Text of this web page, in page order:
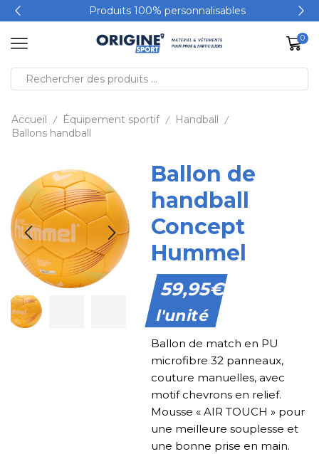
Produits 100% personnalisables
0
Accueil / Équipement sportif / Handball /
Ballons handball
Ballon de
handball
Concept
Hummel
59,95€
l'unité
Ballon de match en PU
microfibre 32 panneaux,
couture manuelles, avec
motif chevrons en relief.
Mousse « AIR TOUCH » pour
une meilleure souplesse et
une bonne prise en main.